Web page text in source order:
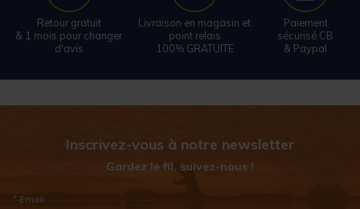
Retour gratuit
& 1 mois pour changer
d'avis
Livraison en magasin et
point relais
100% GRATUITE
Paiement
sécurisé CB
& Paypal
Inscrivez-vous à notre newsletter
Gardez le fil, suivez-nous !
* Email